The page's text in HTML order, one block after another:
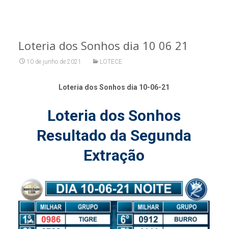
Loteria dos Sonhos dia 10 06 21
10 de junho de 2021 LOTECE
Loteria dos Sonhos dia 10-06-21
Loteria dos Sonhos
Resultado da Segunda
Extração